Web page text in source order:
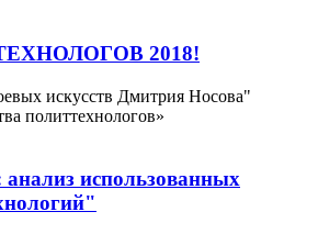
2018!
искусств Дмитрия Носова"
политтехнологов»
использованных